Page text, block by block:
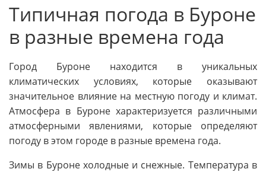
Типичная погода в Буроне
в разные времена года
Город Буроне находится в уникальных
климатических условиях, которые оказывают
значительное влияние на местную погоду и климат.
Атмосфера в Буроне характеризуется различными
атмосферными явлениями, которые определяют
погоду в этом городе в разные времена года.
Зимы в Буроне холодные и снежные. Температура в